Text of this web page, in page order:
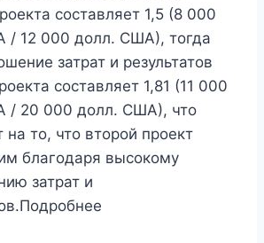
составляет 1,5 (8 000
/ 12 000 долл. США), тогда
затрат и результатов
составляет 1,81 (11 000
/ 20 000 долл. США), что
на то, что второй проект
благодаря высокому
затрат и